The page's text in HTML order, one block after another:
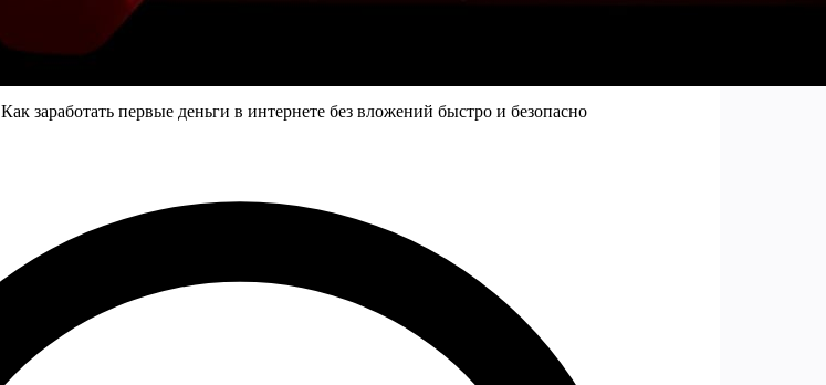
Как заработать первые деньги в интернете без вложений быстро и безопасно